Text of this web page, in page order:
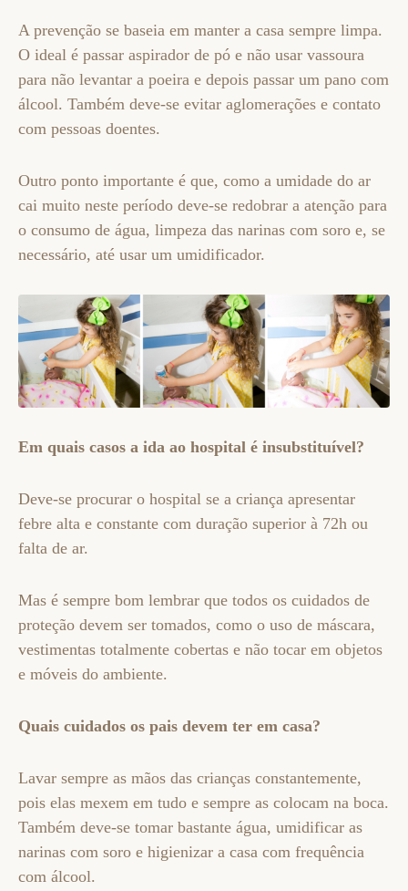
A prevenção se baseia em manter a casa sempre limpa.
O ideal é passar aspirador de pó e não usar vassoura
para não levantar a poeira e depois passar um pano com
álcool. Também deve-se evitar aglomerações e contato
com pessoas doentes.
Outro ponto importante é que, como a umidade do ar
cai muito neste período deve-se redobrar a atenção para
o consumo de água, limpeza das narinas com soro e, se
necessário, até usar um umidificador.
Em quais casos a ida ao hospital é insubstituível?
Deve-se procurar o hospital se a criança apresentar
febre alta e constante com duração superior à 72h ou
falta de ar.
Mas é sempre bom lembrar que todos os cuidados de
proteção devem ser tomados, como o uso de máscara,
vestimentas totalmente cobertas e não tocar em objetos
e móveis do ambiente.
Quais cuidados os pais devem ter em casa?
Lavar sempre as mãos das crianças constantemente,
pois elas mexem em tudo e sempre as colocam na boca.
Também deve-se tomar bastante água, umidificar as
narinas com soro e higienizar a casa com frequência
com álcool.